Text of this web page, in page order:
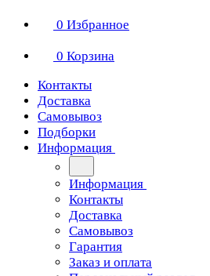
0 Избранное
0 Корзина
Контакты
Доставка
Самовывоз
Подборки
Информация
Информация
Контакты
Доставка
Самовывоз
Гарантия
Заказ и оплата